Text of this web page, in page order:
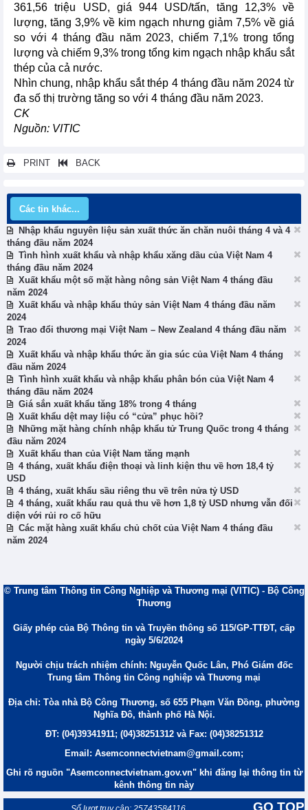
361,56 triệu USD, giá 944 USD/tấn, tăng 12,3% về
lượng, tăng 3,9% về kim ngạch nhưng giảm 7,5% về giá
so với 4 tháng đầu năm 2023, chiếm 7,1% trong tổng
lượng và chiếm 9,3% trong tổng kim ngạch nhập khẩu sắt
thép của cả nước.
Nhìn chung, nhập khẩu sắt thép 4 tháng đầu năm 2024 từ
đa số thị trường tăng so với 4 tháng đầu năm 2023.
CK
Nguồn: VITIC
PRINT BACK
Các tin khác...
Nhập khẩu nguyên liệu sản xuất thức ăn chăn nuôi tháng 4 và 4
tháng đầu năm 2024
Tình hình xuất khẩu và nhập khẩu xăng dầu của Việt Nam 4
tháng đầu năm 2024
Xuất khẩu một số mặt hàng nông sản Việt Nam 4 tháng đầu
năm 2024
Xuất khẩu và nhập khẩu thủy sản Việt Nam 4 tháng đầu năm
2024
Trao đổi thương mại Việt Nam – New Zealand 4 tháng đầu năm
2024
Xuất khẩu và nhập khẩu thức ăn gia súc của Việt Nam 4 tháng
đầu năm 2024
Tình hình xuất khẩu và nhập khẩu phân bón của Việt Nam 4
tháng đầu năm 2024
Giá sắn xuất khẩu tăng 18% trong 4 tháng
Xuất khẩu dệt may liệu có “cửa” phục hồi?
Những mặt hàng chính nhập khẩu tử Trung Quốc trong 4 tháng
đầu năm 2024
Xuất khẩu than của Việt Nam tăng mạnh
4 tháng, xuất khẩu điện thoại và linh kiện thu về hơn 18,4 tỷ
USD
4 tháng, xuất khẩu sầu riêng thu về trên nửa tỷ USD
4 tháng, xuất khẩu rau quả thu về hơn 1,8 tỷ USD nhưng vẫn đối
diện với rủi ro cố hữu
Các mặt hàng xuất khẩu chủ chốt của Việt Nam 4 tháng đầu
năm 2024
© Trung tâm Thông tin Công Nghiệp và Thương mại (VITIC) - Bộ Công
Thương
Giấy phép của Bộ Thông tin và Truyền thông số 115/GP-TTĐT, cấp
ngày 5/6/2024
Người chịu trách nhiệm chính: Nguyễn Quốc Lân, Phó Giám đốc
Trung tâm Thông tin Công nghiệp và Thương mại
Địa chỉ: Tòa nhà Bộ Công Thương, số 655 Phạm Văn Đồng, phường
Nghĩa Đô, thành phố Hà Nội.
ĐT: (04)39341911; (04)38251312 và Fax: (04)38251312
Email: Asemconnectvietnam@gmail.com;
Ghi rõ nguồn "Asemconnectvietnam.gov.vn" khi đăng lại thông tin từ
kênh thông tin này
GO TOP